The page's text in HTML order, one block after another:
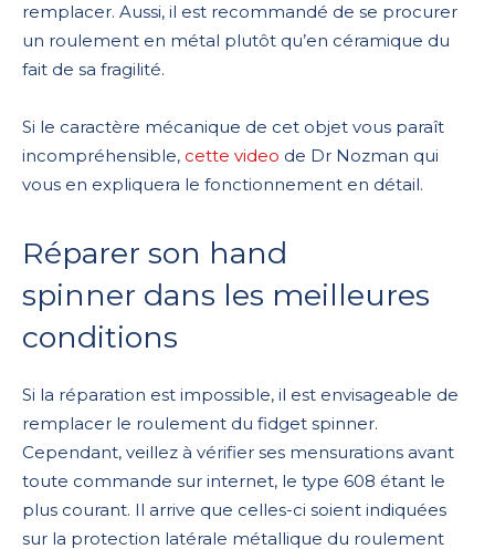
remplacer. Aussi, il est recommandé de se procurer
un roulement en métal plutôt qu’en céramique du
fait de sa fragilité.
Si le caractère mécanique de cet objet vous paraît
incompréhensible, cette video de Dr Nozman qui
vous en expliquera le fonctionnement en détail.
Réparer son hand
spinner dans les meilleures
conditions
Si la réparation est impossible, il est envisageable de
remplacer le roulement du fidget spinner.
Cependant, veillez à vérifier ses mensurations avant
toute commande sur internet, le type 608 étant le
plus courant. Il arrive que celles-ci soient indiquées
sur la protection latérale métallique du roulement